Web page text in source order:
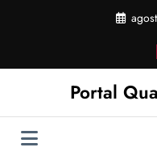
Portal